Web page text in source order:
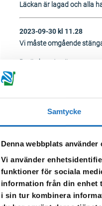
Samtycke
Denna webbplats använder
Vi använder
funktioner för sociala
information från din enhet
i sin tur kombinera
Läckan är lagad och alla
2023-09-30 kl 11.28
Vi måste omgående
Berörda gator är:
Trädgårdsgatan
När vattnet släpps på
TILLBAKA